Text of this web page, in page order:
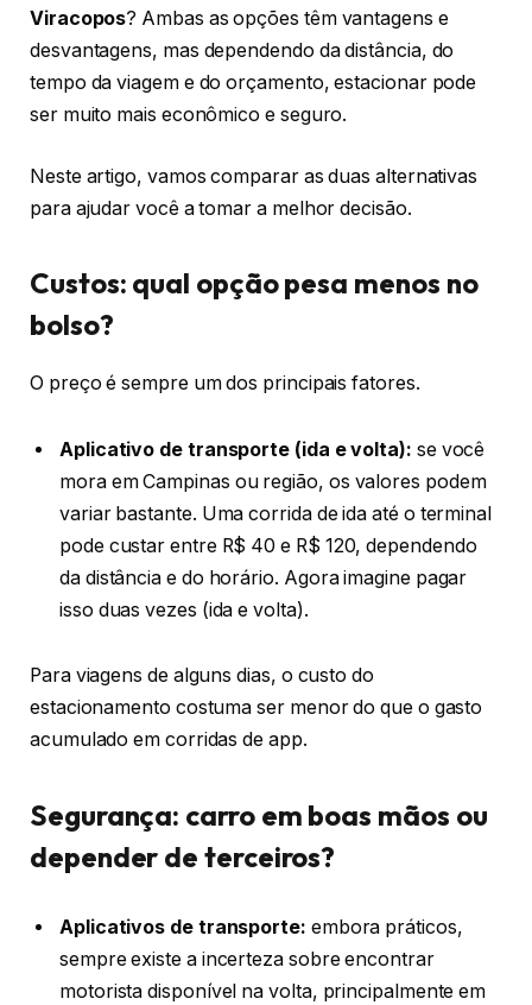
Viracopos? Ambas as opções têm vantagens e
desvantagens, mas dependendo da distância, do
tempo da viagem e do orçamento, estacionar pode
ser muito mais econômico e seguro.
Neste artigo, vamos comparar as duas alternativas
para ajudar você a tomar a melhor decisão.
Custos: qual opção pesa menos no
bolso?
O preço é sempre um dos principais fatores.
Aplicativo de transporte (ida e volta): se você
mora em Campinas ou região, os valores podem
variar bastante. Uma corrida de ida até o terminal
pode custar entre R$ 40 e R$ 120, dependendo
da distância e do horário. Agora imagine pagar
isso duas vezes (ida e volta).
Para viagens de alguns dias, o custo do
estacionamento costuma ser menor do que o gasto
acumulado em corridas de app.
Segurança: carro em boas mãos ou
depender de terceiros?
Aplicativos de transporte: embora práticos,
sempre existe a incerteza sobre encontrar
motorista disponível na volta, principalmente em